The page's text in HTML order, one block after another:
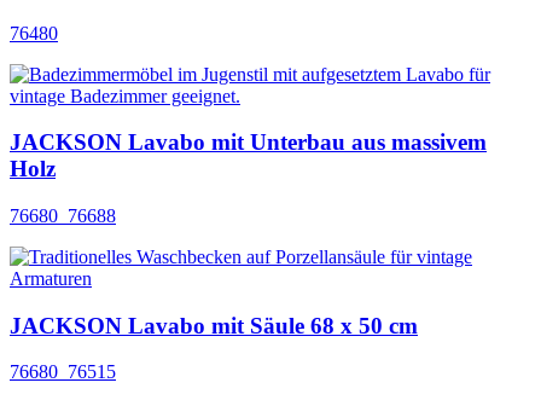
76480
JACKSON Lavabo mit Unterbau aus massivem
Holz
76680_76688
JACKSON Lavabo mit Säule 68 x 50 cm
76680_76515